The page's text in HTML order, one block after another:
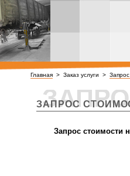
Главная > Заказ услуги >
ЗАПРОС
Запрос стоимости